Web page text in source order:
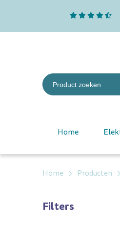
Home
Home Producten
Filters